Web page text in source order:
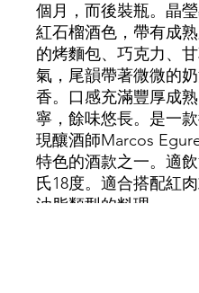
個月，而後裝瓶。晶
紅石榴酒色，帶有成
的烤麵包、巧克力、
氣，尾韻帶著微微的
香。口感充滿豐厚成
寧，餘味悠長。是一
現釀酒師Marcos
特色的酒款之一。適
氏18度。適合搭配紅
油脂類型的料理。